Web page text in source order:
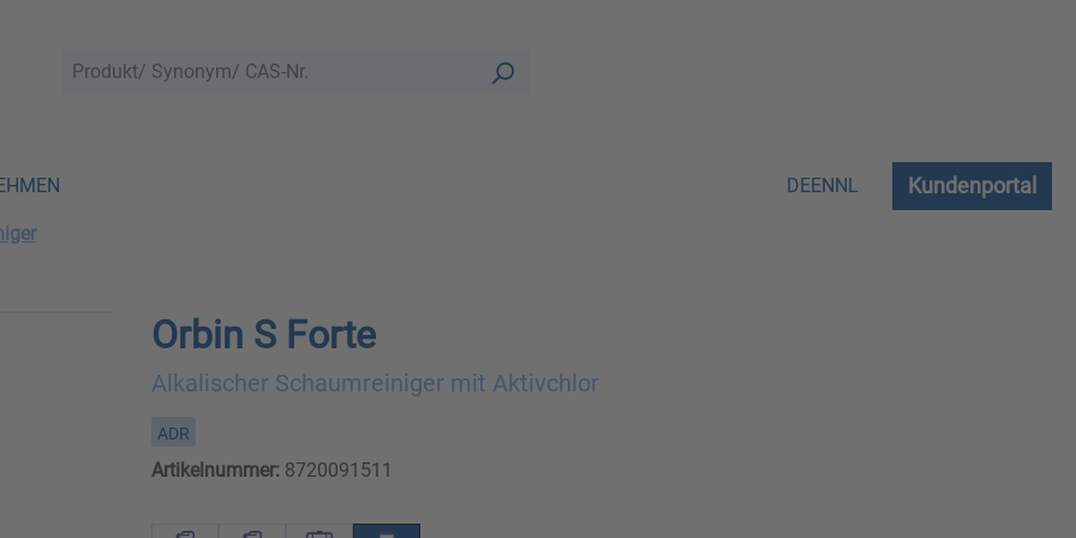
DEENNL Kundenportal
Orbin S Forte
Alkalischer Schaumreiniger mit Aktivchlor
ADR
Artikelnummer:8720091511